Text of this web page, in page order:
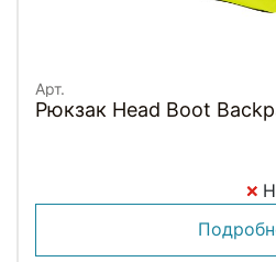
Арт.
Рюкзак Head Boot